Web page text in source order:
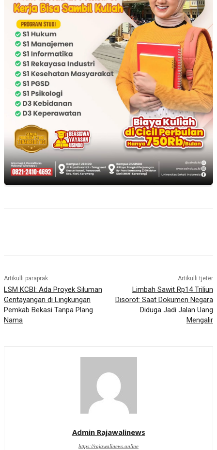
Artikulli paraprak
LSM KCBI: Ada Proyek Siluman
Gentayangan di Lingkungan
Pemkab Bekasi Tanpa Plang
Nama
Artikulli tjetër
Limbah Sawit Rp14 Triliun
Disorot: Saat Dokumen Negara
Diduga Jadi Jalan Uang
Mengalir
Admin Rajawalinews
https://rajawalinews.online